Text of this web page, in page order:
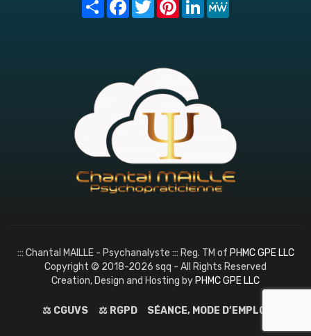
::: Chantal MAILLE - Psychanalyste ::: Reg. TM of PHMC GPE LLC
Copyright © 2018-2026 sqq - All Rights Reserved
Creation, Design and Hosting byPHMC GPE LLC
⚖️ CGUVS ⚖️ RGPD SÉANCE, MODE D’EMPLOI